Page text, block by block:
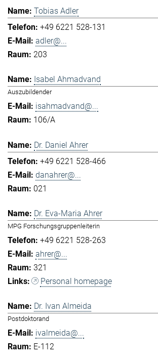
Tobias Adler
+49 6221 528-131
adler@...
203
Isabel Ahmadvand
Auszubildender
isahmadvand@...
106/A
Dr. Daniel Ahrer
+49 6221 528-466
danahrer@...
021
Dr. Eva-Maria Ahrer
MPG Forschungsgruppenleiterin
+49 6221 528-263
ahrer@...
321
Personal homepage
Dr. Ivan Almeida
Postdoktorand
ivalmeida@...
E-112